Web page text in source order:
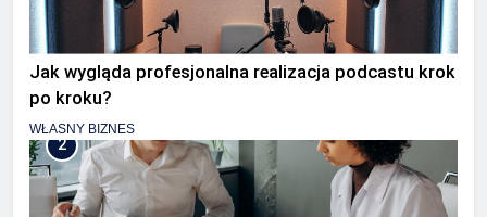
Jak wygląda profesjonalna realizacja podcastu krok
po kroku?
WŁASNY BIZNES
2